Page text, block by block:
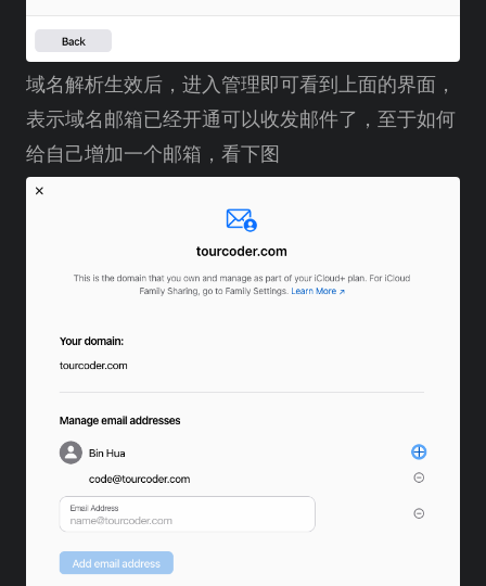
域名解析生效后，进入管理即可看到上面的界面，
表示域名邮箱已经开通可以收发邮件了，至于如何
给自己增加一个邮箱，看下图